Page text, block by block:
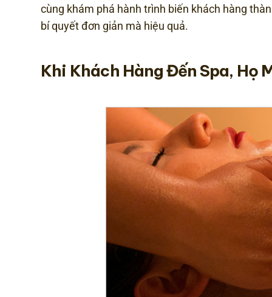
cùng khám phá hành trình biến khách hàng
bí quyết đơn giản mà hiệu quả.
Khi Khách Hàng Đến Spa, Họ